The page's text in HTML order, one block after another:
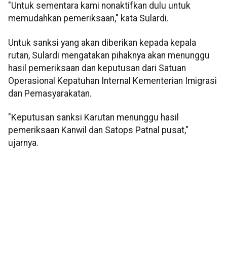
"Untuk sementara kami nonaktifkan dulu untuk
memudahkan pemeriksaan," kata Sulardi.
Untuk sanksi yang akan diberikan kepada kepala
rutan, Sulardi mengatakan pihaknya akan menunggu
hasil pemeriksaan dan keputusan dari Satuan
Operasional Kepatuhan Internal Kementerian Imigrasi
dan Pemasyarakatan.
"Keputusan sanksi Karutan menunggu hasil
pemeriksaan Kanwil dan Satops Patnal pusat,"
ujarnya.